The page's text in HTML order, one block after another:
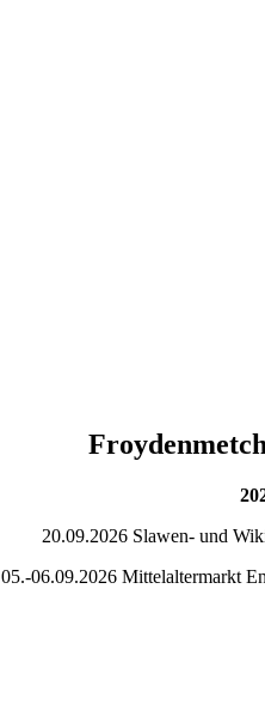
20.09.2026 Slawen- und
05.-06.09.2026 Mittelaltermarkt